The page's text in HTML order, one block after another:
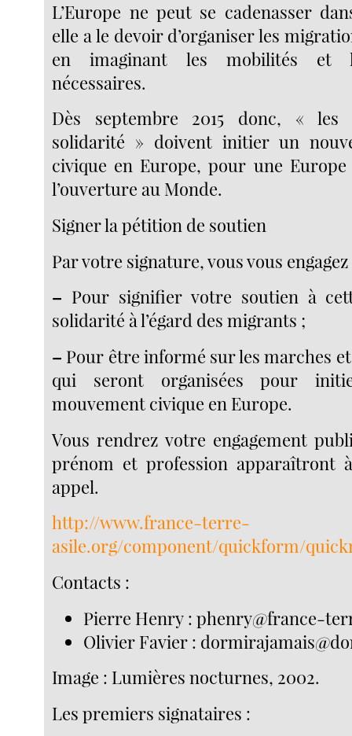
L’Europe ne peut se cadenasser
elle a le devoir d’organiser les
en imaginant les mobilités et
nécessaires.
Dès septembre 2015 donc, «
solidarité » doivent initier un
civique en Europe, pour une
l’ouverture au Monde.
Signer la pétition de soutien
Par votre signature, vous vous engagez
– Pour signifier votre soutien à
solidarité à l’égard des migrants ;
– Pour être informé sur les marches
qui seront organisées pour
mouvement civique en Europe.
Vous rendrez votre engagement
prénom et profession apparaîtront
appel.
http://www.france-terre-
asile.org/component/quickform/
Contacts :
Pierre Henry : phenry@france-
Olivier Favier :
Image : Lumières nocturnes, 2002.
Les premiers signataires :